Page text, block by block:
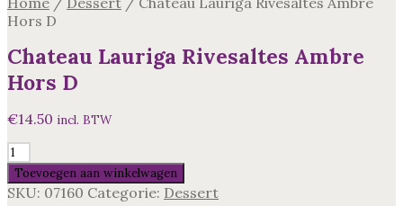
Hors D
Chateau Lauriga Rivesaltes Ambre
Hors D
€14.50 incl. BTW
Chateau
Lauriga
Rivesaltes
Toevoegen aan winkelwagen
SKU: 07160 Categorie: Dessert